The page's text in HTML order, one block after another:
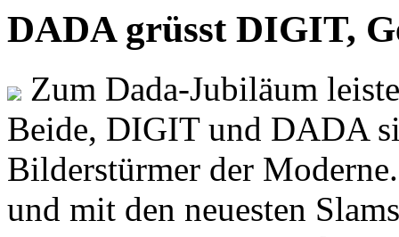
DADA grüsst DIGIT,
Zum Dada-Jubiläum
Beide, DIGIT und DADA
Bilderstürmer der
und mit den neuesten